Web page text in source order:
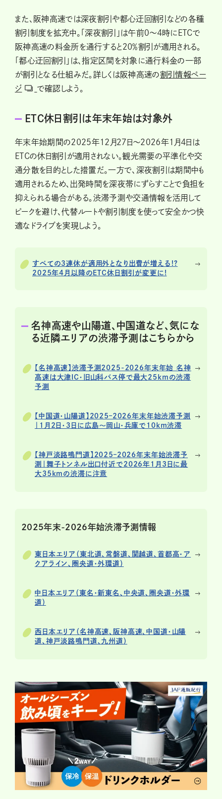
また、阪神高速では深夜割引や都心迂回割引などの各種
割引制度を拡充中。「深夜割引」は午前0～4時にETCで
阪神高速の料金所を通行すると20％割引が適用される。
「都心迂回割引」は、指定区間を対象に通行料金の一部
が割引となる仕組みだ。詳しくは阪神高速の割引情報ペー
ジ
で確認しよう。
ETC休日割引は年末年始は対象外
年末年始期間の2025年12月27日～2026年1月4日は
ETCの休日割引が適用されない。観光需要の平準化や交
通分散を目的とした措置だ。一方で、深夜割引は期間中も
適用されるため、出発時間を深夜帯にずらすことで負担を
抑えられる場合がある。渋滞予測や交通情報を活用して
ピークを避け、代替ルートや割引制度を使って安全かつ快
適なドライブを実現しよう。
すべての3連休が適用外となり出費が増える!?
2025年4月以降のETC休日割引が変更に!
名神高速や山陽道、中国道など、気にな
る近隣エリアの渋滞予測はこちらから
【名神高速】渋滞予測2025-2026年末年始 名神
高速は大津IC・旧山科バス停で最大25kmの渋滞
予測
【中国道・山陽道】2025–2026年末年始渋滞予測
｜1月2日・3日に広島〜岡山・兵庫で10km渋滞
【神戸淡路鳴門道】2025–2026年末年始渋滞予
測｜舞子トンネル出口付近で2026年1月3日に最
大35kmの渋滞に注意
2025年末-2026年始渋滞予測情報
東日本エリア（東北道、常磐道、関越道、首都高・ア
クアライン、圏央道・外環道）
中日本エリア（東名・新東名、中央道、圏央道・外環
道）
西日本エリア（名神高速、阪神高速、中国道・山陽
道、神戸淡路鳴門道、九州道）